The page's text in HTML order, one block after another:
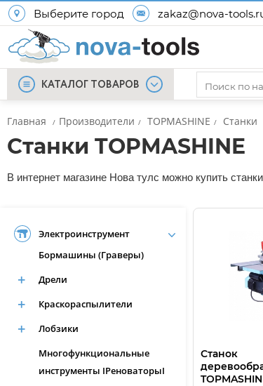
Выберите город zakaz@nova-
КАТАЛОГ ТОВАРОВ
Главная / Производители / TOPMASHINE / Станки
Станки TOPMASHINE
В интернет магазине Нова тулс можно купить
Электроинструмент
Бормашины (Граверы)
Дрели
Краскораспылители
Лобзики
Многофункциональные
инструменты IРеноваторыI
Станок